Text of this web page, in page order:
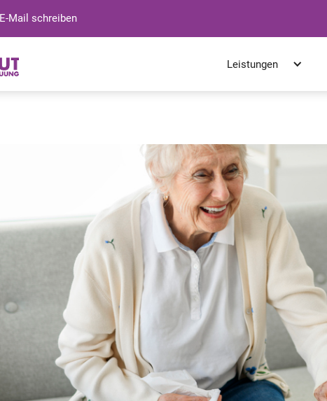
E-Mail schreiben
Leistungen